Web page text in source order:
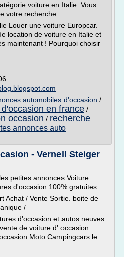
voiture en Italie. Vous
votre recherche
Louer une voiture Europcar.
location de voiture en Italie et
maintenant ! Pourquoi choisir
automobiles d'occasion /
en france /
occasion / recherche
annonces auto
- Vernell Steiger
petites annonces Voiture
d'occasion 100% gratuites.
Achat / Vente Sortie. boite de
/
d'occasion et autos neuves.
de voiture d' occasion.
Moto Campingcars le